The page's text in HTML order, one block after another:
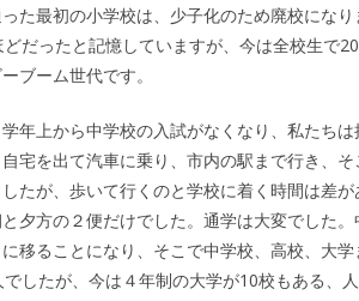
た最初の小学校は、少子化のため廃校にな
どだったと記憶していますが、今は全校生で
ブーム世代です。
年上から中学校の入試がなくなり、私たち
宅を出て汽車に乗り、市内の駅まで行き、
たが、歩いて行くのと学校に着く時間は差
夕方の２便だけでした。通学は大変でした
移ることになり、そこで中学校、高校、大
でしたが、今は４年制の大学が10校もある、